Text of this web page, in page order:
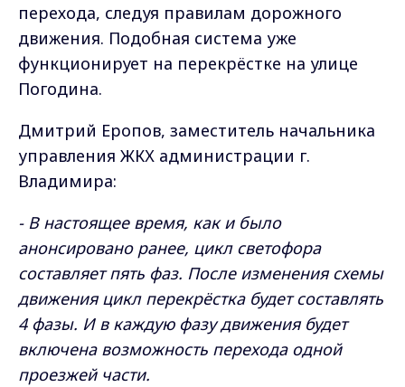
перехода, следуя правилам дорожного
движения. Подобная система уже
функционирует на перекрёстке на улице
Погодина.
Дмитрий Еропов, заместитель начальника
управления ЖКХ администрации г.
Владимира:
- В настоящее время, как и было
анонсировано ранее, цикл светофора
составляет пять фаз. После изменения схемы
движения цикл перекрёстка будет составлять
4 фазы. И в каждую фазу движения будет
включена возможность перехода одной
проезжей части.